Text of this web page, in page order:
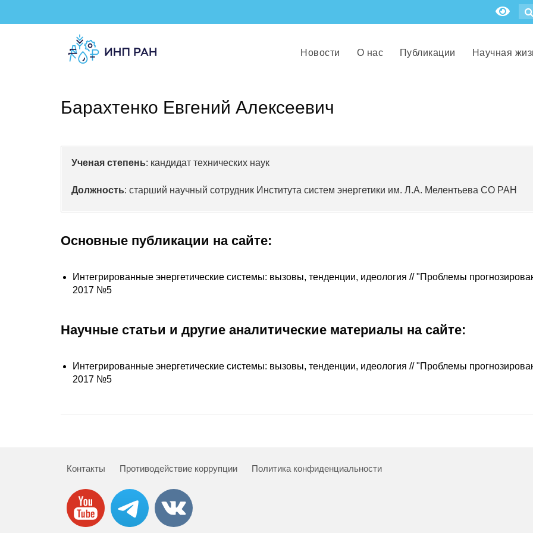
Новости О нас Публикации Научная
Барахтенко Евгений Алексеевич
Ученая степень: кандидат технических наук
Должность: старший научный сотрудник Института систем энергетики им. Л.А. Мелентьева СО РАН
Основные публикации на сайте:
Интегрированные энергетические системы: вызовы, тенденции, идеология // "Проблемы
2017 №5
Научные статьи и другие аналитические материалы на сайте:
Интегрированные энергетические системы: вызовы, тенденции, идеология // "Проблемы
2017 №5
Контакты Противодействие коррупции Политика конфиденциальности